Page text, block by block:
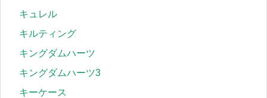
キュレル
キルティング
キングダムハーツ
キングダムハーツ3
キーケース